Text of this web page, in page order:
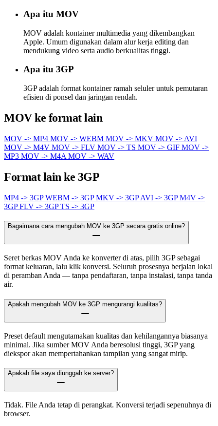
Apa itu MOV
MOV adalah kontainer multimedia yang dikembangkan
Apple. Umum digunakan dalam alur kerja editing dan
mendukung video serta audio berkualitas tinggi.
Apa itu 3GP
3GP adalah format kontainer ramah seluler untuk pemutaran
efisien di ponsel dan jaringan rendah.
MOV ke format lain
MOV -> MP4 MOV -> WEBM MOV -> MKV MOV -> AVI
MOV -> M4V MOV -> FLV MOV -> TS MOV -> GIF MOV ->
MP3 MOV -> M4A MOV -> WAV
Format lain ke 3GP
MP4 -> 3GPWEBM -> 3GPMKV -> 3GPAVI -> 3GPM4V ->
3GPFLV -> 3GPTS -> 3GP
Bagaimana cara mengubah MOV ke 3GP secara gratis online?
Seret berkas MOV Anda ke konverter di atas, pilih 3GP sebagai
format keluaran, lalu klik konversi. Seluruh prosesnya berjalan lokal
di peramban Anda — tanpa pendaftaran, tanpa instalasi, tanpa tanda
air.
Apakah mengubah MOV ke 3GP mengurangi kualitas?
Preset default mengutamakan kualitas dan kehilangannya biasanya
minimal. Jika sumber MOV Anda beresolusi tinggi, 3GP yang
diekspor akan mempertahankan tampilan yang sangat mirip.
Apakah file saya diunggah ke server?
Tidak. File Anda tetap di perangkat. Konversi terjadi sepenuhnya di
browser.